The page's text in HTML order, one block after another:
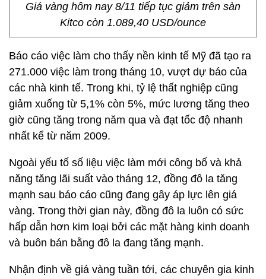
Giá vàng hôm nay 8/11 tiếp tục giảm trên sàn
Kitco còn 1.089,40 USD/ounce
Báo cáo việc làm cho thấy nền kinh tế Mỹ đã tạo ra
271.000 việc làm trong tháng 10, vượt dự báo của
các nhà kinh tế. Trong khi, tỷ lệ thất nghiệp cũng
giảm xuống từ 5,1% còn 5%, mức lương tăng theo
giờ cũng tăng trong năm qua và đạt tốc độ nhanh
nhất kể từ năm 2009.
Ngoài yếu tố số liệu việc làm mới công bố và khả
năng tăng lãi suất vào tháng 12, đồng đô la tăng
mạnh sau báo cáo cũng đang gây áp lực lên giá
vàng. Trong thời gian này, đồng đô la luôn có sức
hấp dẫn hơn kim loại bởi các mặt hàng kinh doanh
và buôn bán bằng đô la đang tăng mạnh.
Nhận định về giá vàng tuần tới, các chuyên gia kinh